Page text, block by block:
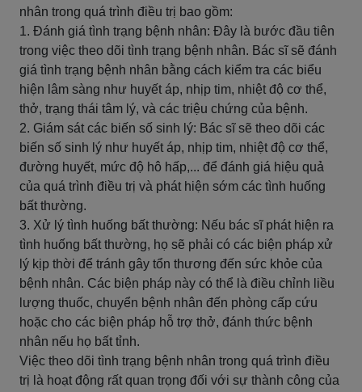
nhân trong quá trình điều trị bao gồm:
1. Đánh giá tình trạng bệnh nhân: Đây là bước đầu tiên
trong việc theo dõi tình trạng bệnh nhân. Bác sĩ sẽ đánh
giá tình trạng bệnh nhân bằng cách kiểm tra các biểu
hiện lâm sàng như huyết áp, nhịp tim, nhiệt độ cơ thể,
thở, trạng thái tâm lý, và các triệu chứng của bệnh.
2. Giám sát các biến số sinh lý: Bác sĩ sẽ theo dõi các
biến số sinh lý như huyết áp, nhịp tim, nhiệt độ cơ thể,
đường huyết, mức độ hô hấp,... để đánh giá hiệu quả
của quá trình điều trị và phát hiện sớm các tình huống
bất thường.
3. Xử lý tình huống bất thường: Nếu bác sĩ phát hiện ra
tình huống bất thường, họ sẽ phải có các biện pháp xử
lý kịp thời để tránh gây tổn thương đến sức khỏe của
bệnh nhân. Các biện pháp này có thể là điều chỉnh liều
lượng thuốc, chuyển bệnh nhân đến phòng cấp cứu
hoặc cho các biện pháp hỗ trợ thở, đánh thức bệnh
nhân nếu họ bất tỉnh.
Việc theo dõi tình trạng bệnh nhân trong quá trình điều
trị là hoạt động rất quan trọng đối với sự thành công của